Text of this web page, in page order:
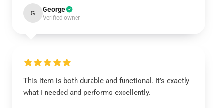
G George
Verified owner
This item is both durable and functional. It’s exactly
what I needed and performs excellently.